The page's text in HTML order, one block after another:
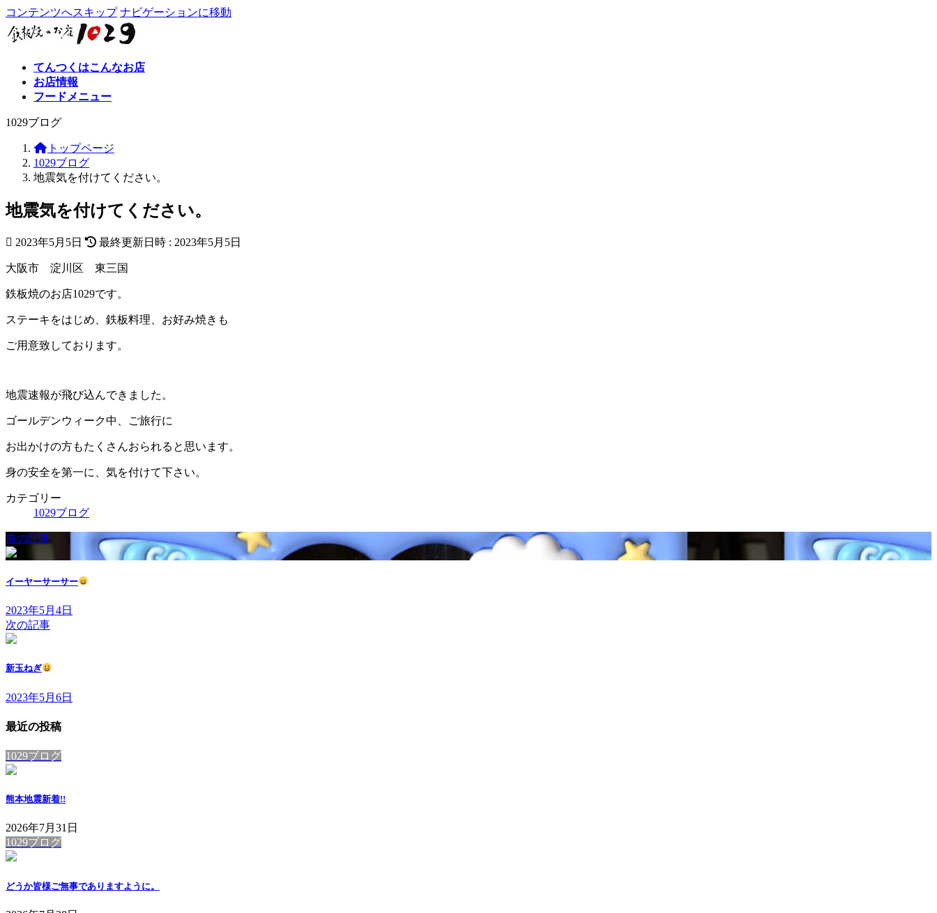
コンテンツへスキップ ナビゲーションに移動
てんつくはこんなお店
お店情報
フードメニュー
1029ブログ
トップページ
1029ブログ
地震気を付けてください。
地震気を付けてください。
2023年5月5日 最終更新日時 : 2023年5月5日
大阪市 淀川区 東三国
鉄板焼のお店1029です。
ステーキをはじめ、鉄板料理、お好み焼きも
ご用意致しております。
地震速報が飛び込んできました。
ゴールデンウィーク中、ご旅行に
お出かけの方もたくさんおられると思います。
身の安全を第一に、気を付けて下さい。
カテゴリー
1029ブログ
前の記事
イーヤーサーサー
2023年5月4日
次の記事
新玉ねぎ
2023年5月6日
最近の投稿
1029ブログ
熊本地震新着!!
2026年7月31日
1029ブログ
どうか皆様ご無事でありますように。